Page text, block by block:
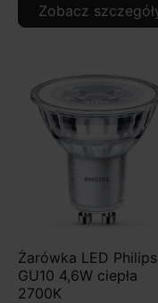
Zobacz
Żarówka LED Philips
GU10 4,6W ciepła
2700K